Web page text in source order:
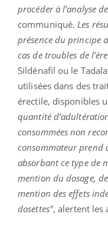
procéder à l’analyse
communiqué. Les
présence du principe
cas de troubles de
Sildénafil ou le
utilisées dans des
érectile, disponibles
quantité
consommées non
consommateur prend
absorbant ce type de
mention du dosage,
mention des effets
dosettes", alertent les